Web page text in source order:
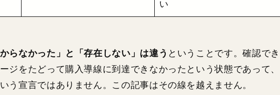
い
からなかった」と「存在しない」は違う ということです。確認でき
ジをたどって購入導線に到達できなかったという状態であって、
う宣言ではありません。この記事はその線を越えません。